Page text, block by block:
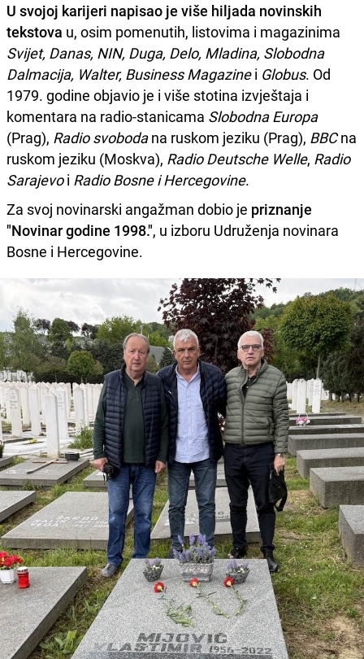
U svojoj karijeri napisao je više hiljada novinskih
tekstova u, osim pomenutih, listovima i magazinima
Svijet, Danas, NIN, Duga, Delo, Mladina, Slobodna
Dalmacija, Walter, Business Magazinei Globus. Od
1979. godine objavio je i više stotina izvještaja i
komentara na radio-stanicama Slobodna Europa
(Prag), Radio svobodana ruskom jeziku (Prag), BBCna
ruskom jeziku (Moskva), Radio Deutsche Welle, Radio
Sarajevoi Radio Bosne i Hercegovine.
Za svoj novinarski angažman dobio je priznanje
"Novinar godine 1998.", u izboru Udruženja novinara
Bosne i Hercegovine.